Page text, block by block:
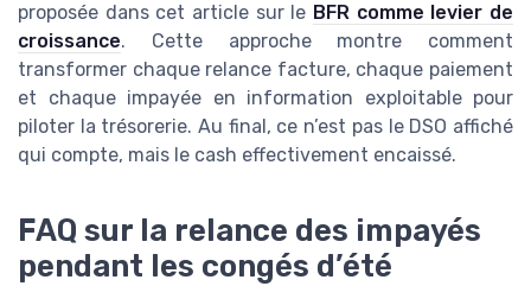
proposée dans cet article sur le BFR comme levier de
croissance. Cette approche montre comment
transformer chaque relance facture, chaque paiement
et chaque impayée en information exploitable pour
piloter la trésorerie. Au final, ce n’est pas le DSO affiché
qui compte, mais le cash effectivement encaissé.
FAQ sur la relance des impayés
pendant les congés d’été